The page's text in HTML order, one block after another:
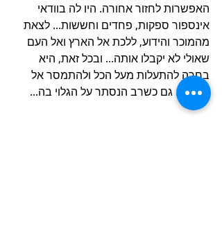
האפשרות לחזור אחורה. היו לה בוודאי
אינספור ספקות, פחדים וחששות... לצאת
מהמוכר והידוע, ללכת אל הארץ ואל העם
שאולי לא יקבלו אותה... ובכל זאת, היא
בחרה להתעלות מעל הכל ולהתמסר אל
הדרך... גם כשרב הנסתר על הגלוי בה...